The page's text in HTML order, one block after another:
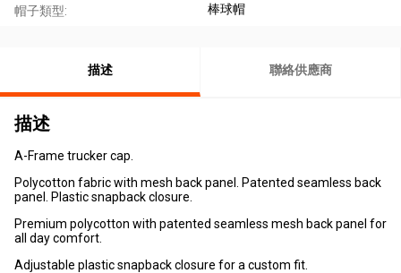
帽子類型: 棒球帽
描述 聯絡供應商
描述
A-Frame trucker cap.
Polycotton fabric with mesh back panel. Patented seamless back
panel. Plastic snapback closure.
Premium polycotton with patented seamless mesh back panel for
all day comfort.
Adjustable plastic snapback closure for a custom fit.